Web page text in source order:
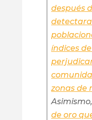
después
índices
zonas de
Asimismo,
de oro